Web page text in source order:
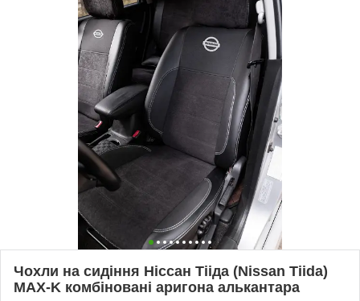
Чохли на сидіння Ніссан Тііда (Nissan Tiida)
MAX-K комбіновані аригона алькантара